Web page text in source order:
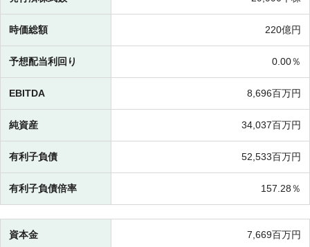
時価総額 220億円
予想配当利回り 0.00％
EBITDA 8,696百万円
純資産 34,037百万円
有利子負債 52,533百万円
有利子負債倍率 157.28％
資本金 7,669百万円